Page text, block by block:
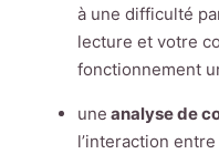
à une difficulté
lecture et votre
fonctionnement
une analyse de
l’interaction